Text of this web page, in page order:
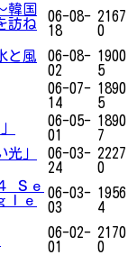
韓国
訪ね
06-08-
18
2167
0
と風
06-08-
02
1900
5
06-07-
14
1890
5
06-05-
01
1890
7
」
06-03-
24
2227
0
Ｓｅ
ｌｅ
06-03-
03
1956
4
06-02-
01
2170
0